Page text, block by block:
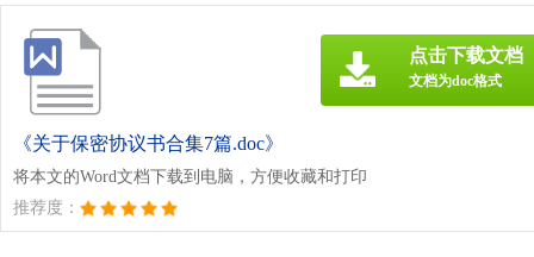
《关于保密协议书合集7篇.doc》
将本文的Word文档下载到电脑，方便收藏和打印
推荐度：
点击下载文档
文档为doc格式